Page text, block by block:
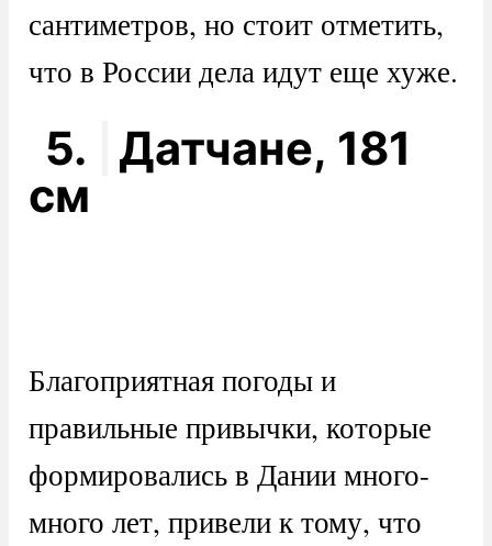
сантиметров, но стоит отметить,
что в России дела идут еще хуже.
5.
Датчане, 181
см
Благоприятная погоды и
правильные привычки, которые
формировались в Дании много-
много лет, привели к тому, что